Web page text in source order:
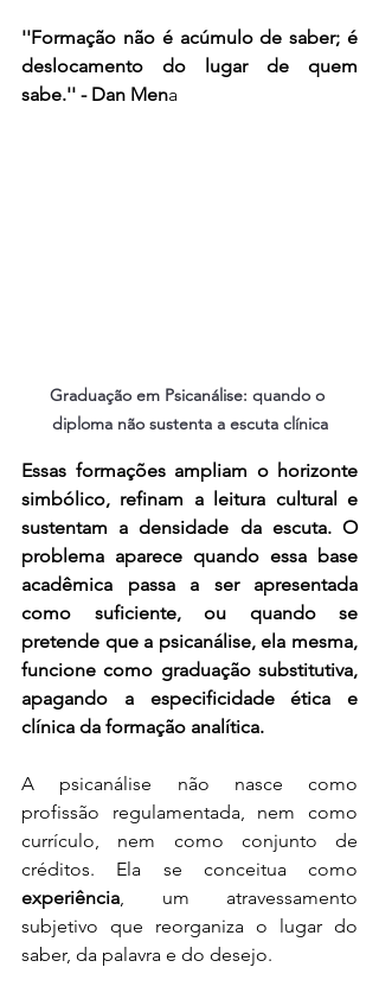
''Formação não é acúmulo de saber; é
deslocamento do lugar de quem
sabe.'' - Dan Mena
Graduação em Psicanálise: quando o
diploma não sustenta a escuta clínica
Essas formações ampliam o horizonte
simbólico, refinam a leitura cultural e
sustentam a densidade da escuta. O
problema aparece quando essa base
acadêmica passa a ser apresentada
como suficiente, ou quando se
pretende que a psicanálise, ela mesma,
funcione como graduação substitutiva,
apagando a especificidade ética e
clínica da formação analítica.
A psicanálise não nasce como
profissão regulamentada, nem como
currículo, nem como conjunto de
experiência, um atravessamento
subjetivo que reorganiza o lugar do
saber, da palavra e do desejo.